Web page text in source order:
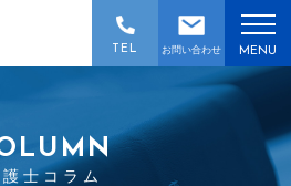
お問い合わせ
TEL MENU
士コラム